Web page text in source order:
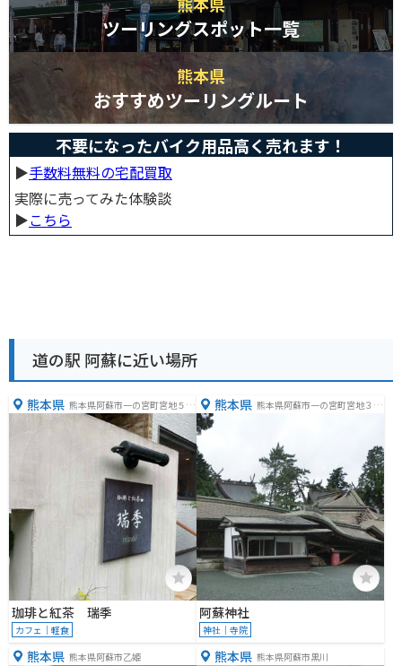
ツーリングスポット一覧
熊本県
おすすめツーリングルート
不要になったバイク用品高く売れます！
▶︎手数料無料の宅配買取
実際に売ってみた体験談
▶︎こちら
道の駅 阿蘇に近い場所
熊本県 熊本県阿蘇市一の宮町宮地５９
７７−７３
珈琲と紅茶 瑞季
カフェ｜軽食
熊本県 熊本県阿蘇市一の宮町宮地３０
阿蘇神社
神社｜寺院
熊本県 熊本県阿蘇市乙姫 熊本県 熊本県阿蘇市黒川